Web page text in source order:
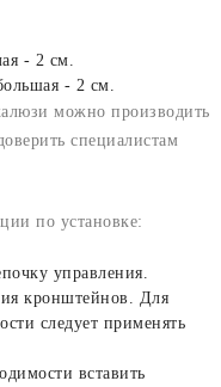
- 2 см.
- 2 см.
можно производить
специалистам
по установке:
управления.
кронштейнов. Для
следует применять
вставить